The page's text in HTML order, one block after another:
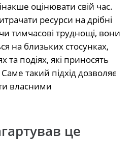
оцінювати свій час.
ресурси на дрібні
тимчасові труднощі, вони
на близьких стосунках,
та подіях, які приносять
такий підхід дозволяє
власними
це